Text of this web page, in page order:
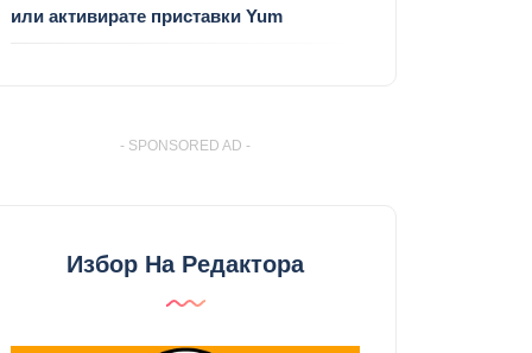
или активирате приставки Yum
- SPONSORED AD -
Избор На Редактора